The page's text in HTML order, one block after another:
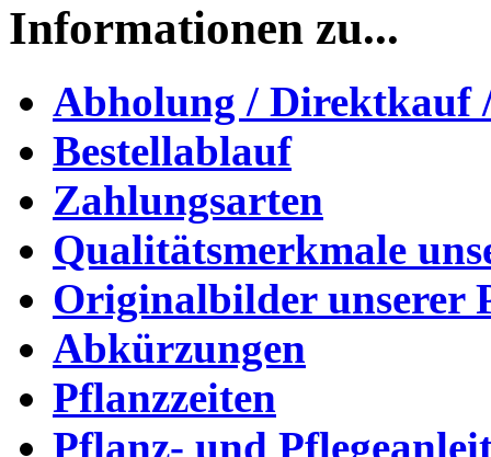
Informationen zu...
Abholung / Direktkauf
Bestellablauf
Zahlungsarten
Qualitätsmerkmale
Originalbilder unserer
Abkürzungen
Pflanzzeiten
Pflanz- und